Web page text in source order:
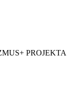
PROJEKTA